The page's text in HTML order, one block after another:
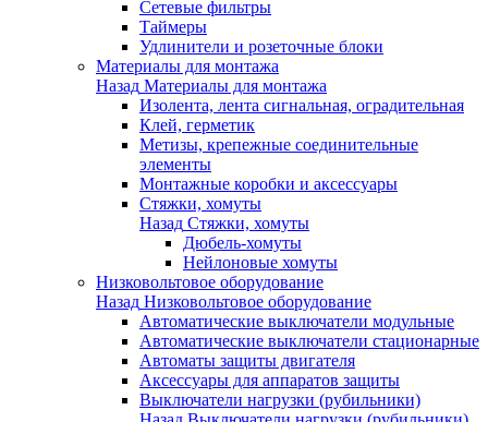
Сетевые фильтры
Таймеры
Удлинители и розеточные блоки
Материалы для монтажа
Назад Материалы для монтажа
Изолента, лента сигнальная, оградительная
Клей, герметик
Метизы, крепежные соединительные
элементы
Монтажные коробки и аксессуары
Стяжки, хомуты
Назад Стяжки, хомуты
Дюбель-хомуты
Нейлоновые хомуты
Низковольтовое оборудование
Назад Низковольтовое оборудование
Автоматические выключатели модульные
Автоматические выключатели стационарные
Автоматы защиты двигателя
Аксессуары для аппаратов защиты
Выключатели нагрузки (рубильники)